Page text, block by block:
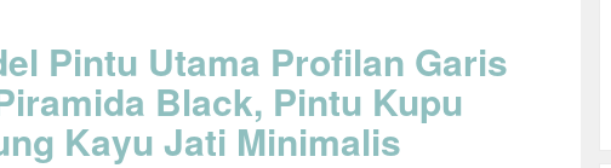
Pintu Utama Profilan Garis
Black, Pintu Kupu
Kayu Jati Minimalis